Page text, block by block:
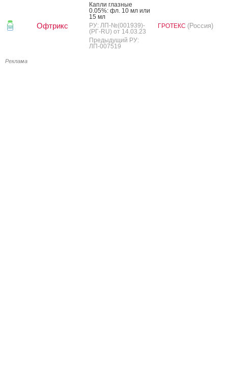
Офтрикс
Кап­ли глаз­ные
0.05%: фл. 10 мл или
15 мл
РУ: ЛП-№(001939)-
(РГ-RU) от 14.03.23
Предыдущий РУ:
ЛП-007519
ГРОТЕКС (Россия)
Реклама